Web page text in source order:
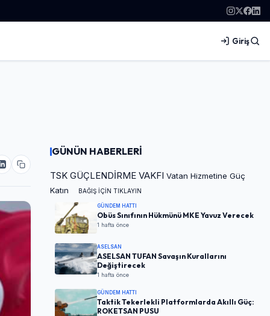
Giriş
GÜNÜN HABERLERİ
TSK GÜÇLENDİRME VAKFI Vatan Hizmetine Güç
Katın
BAĞIŞ İÇİN TIKLAYIN
GÜNDEM HATTI
Obüs Sınıfının Hükmünü MKE Yavuz Verecek
1 hafta önce
ASELSAN
ASELSAN TUFAN Savaşın Kurallarını
Değiştirecek
1 hafta önce
GÜNDEM HATTI
Taktik Tekerlekli Platformlarda Akıllı Güç:
ROKETSAN PUSU